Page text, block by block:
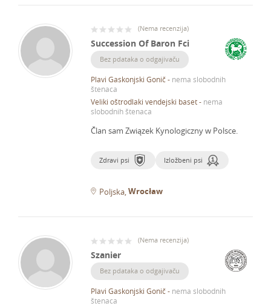
(Nema recenzija)
Succession Of Baron Fci
Bez pdataka o odgajivaču
Plavi Gaskonjski Gonič- nema slobodnih
štenaca
Veliki oštrodlaki vendejski baset- nema
slobodnih štenaca
Član sam Związek Kynologiczny w Polsce.
Zdravi psi Izložbeni psi
Poljska Wrocław
(Nema recenzija)
Szanier
Bez pdataka o odgajivaču
Plavi Gaskonjski Gonič- nema slobodnih
štenaca